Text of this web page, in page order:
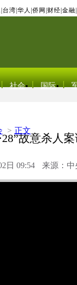
台湾 华人 侨网 财经 金融
社会 国际
> 正文
故意杀人
日 09:54 来源：中